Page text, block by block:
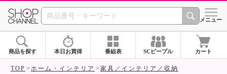
SHOP CHANNEL シメニュー
商品を探す 本日お買得 番組表 SCピープル カート
TOP ホーム・インテリア 家具／インテリア／収納